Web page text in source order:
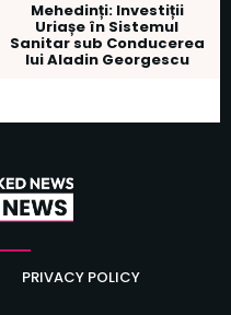
Mehedinți: Investiții
Uriașe în Sistemul
Sanitar sub Conducerea
lui Aladin Georgescu
PRIVACY POLICY